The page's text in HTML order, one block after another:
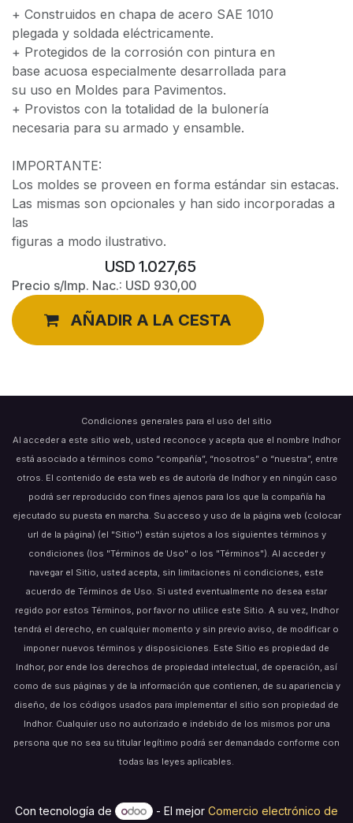
+ Construidos en chapa de acero SAE 1010
plegada y soldada eléctricamente.
+ Protegidos de la corrosión con pintura en
base acuosa especialmente desarrollada para
su uso en Moldes para Pavimentos.
+ Provistos con la totalidad de la bulonería
necesaria para su armado y ensamble.
IMPORTANTE:
Los moldes se proveen en forma estándar sin estacas.
Las mismas son opcionales y han sido incorporadas a
las
figuras a modo ilustrativo.
USD 1.027,65
Precio s/Imp. Nac.: USD 930,00
AÑADIR A LA CESTA
Condiciones generales para el uso del sitio
Al acceder a este sitio web, usted reconoce y acepta que el nombre Indhor
está asociado a términos como “compañía”, “nosotros” o “nuestra”, entre
otros. El contenido de esta web es de autoría de Indhor y en ningún caso
podrá ser reproducido con fines ajenos para los que la compañía ha
ejecutado su puesta en marcha. Su acceso y uso de la página web (colocar
url de la página) (el "Sitio") están sujetos a los siguientes términos y
condiciones (los "Términos de Uso" o los "Términos"). Al acceder y
navegar el Sitio, usted acepta, sin limitaciones ni condiciones, este
acuerdo de Términos de Uso. Si usted eventualmente no desea estar
regido por estos Términos, por favor no utilice este Sitio. A su vez, Indhor
tendrá el derecho, en cualquier momento y sin previo aviso, de modificar o
imponer nuevos términos y disposiciones. Este Sitio es propiedad de
Indhor, por ende los derechos de propiedad intelectual, de operación, así
como de sus páginas y de la información que contienen, de su apariencia y
diseño, de los códigos usados para implementar el sitio son propiedad de
Indhor. Cualquier uso no autorizado e indebido de los mismos por una
persona que no sea su titular legítimo podrá ser demandado conforme con
todas las leyes aplicables.
Con tecnología de - El mejorComercio electrónico de